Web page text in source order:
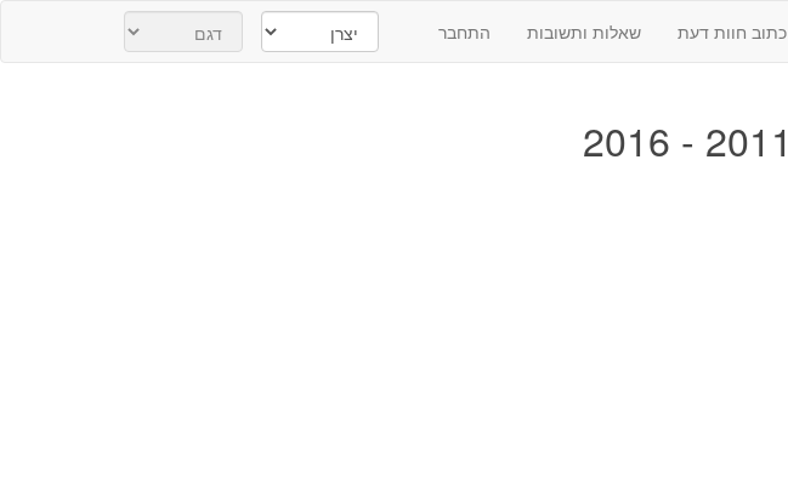
כתוב חוות דעת שאלות ותשובות התחבר